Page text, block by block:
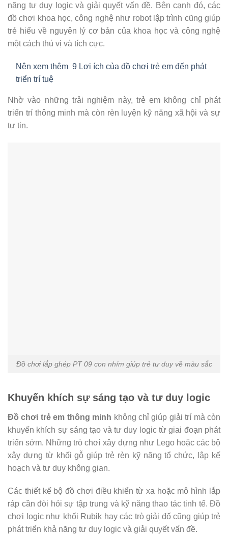
năng tư duy logic và giải quyết vấn đề. Bên cạnh đó, các
đồ chơi khoa học, công nghệ như robot lập trình cũng giúp
trẻ hiểu về nguyên lý cơ bản của khoa học và công nghệ
một cách thú vị và tích cực.
Nên xem thêm 9 Lợi ích của đồ chơi trẻ em đến phát
triển trí tuệ
Nhờ vào những trải nghiệm này, trẻ em không chỉ phát
triển trí thông minh mà còn rèn luyện kỹ năng xã hội và sự
tự tin.
Đồ chơi lắp ghép PT 09 con nhím giúp trẻ tư duy về màu sắc
Khuyến khích sự sáng tạo và tư duy logic
Đồ chơi trẻ em thông minh không chỉ giúp giải trí mà còn
khuyến khích sự sáng tạo và tư duy logic từ giai đoạn phát
triển sớm. Những trò chơi xây dựng như Lego hoặc các bộ
xây dựng từ khối gỗ giúp trẻ rèn kỹ năng tổ chức, lập kế
hoạch và tư duy không gian.
Các thiết kế bộ đồ chơi điều khiển từ xa hoặc mô hình lắp
ráp cần đòi hỏi sự tập trung và kỹ năng thao tác tinh tế. Đồ
chơi logic như khối Rubik hay các trò giải đố cũng giúp trẻ
phát triển khả năng tư duy logic và giải quyết vấn đề.